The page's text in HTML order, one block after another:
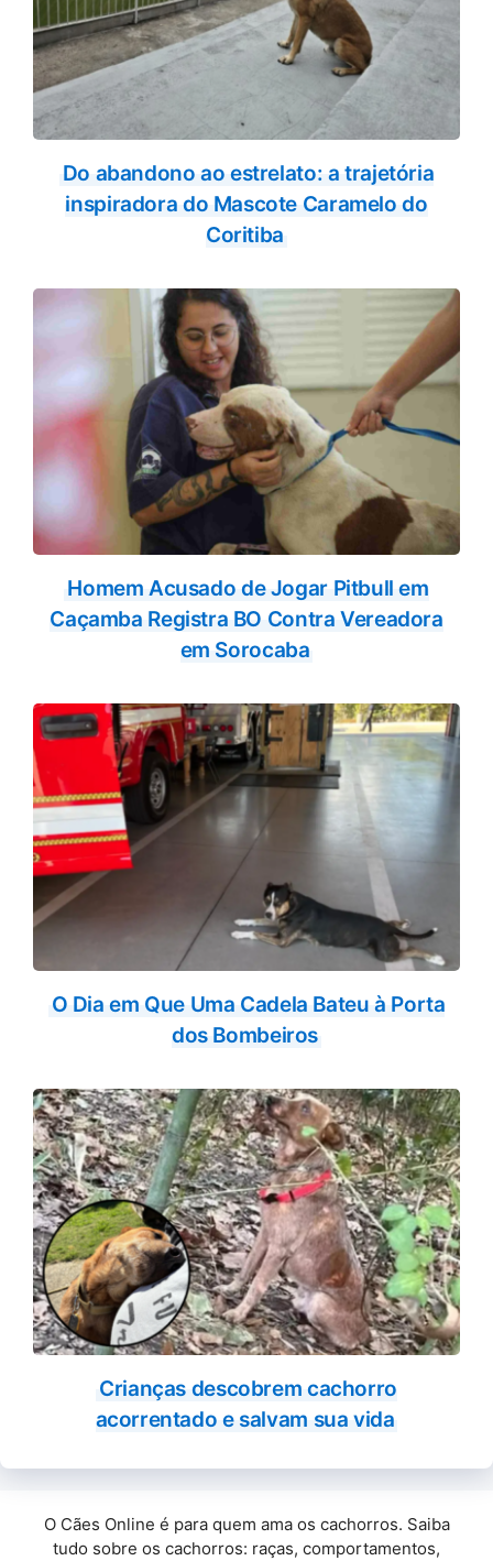
Do abandono ao estrelato: a trajetória
inspiradora do Mascote Caramelo do
Coritiba
Homem Acusado de Jogar Pitbull em
Caçamba Registra BO Contra Vereadora
em Sorocaba
O Dia em Que Uma Cadela Bateu à Porta
dos Bombeiros
Crianças descobrem cachorro
acorrentado e salvam sua vida
O Cães Online é para quem ama os cachorros. Saiba
tudo sobre os cachorros: raças, comportamentos,